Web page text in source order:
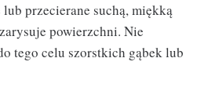
przecierane suchą, miękką
powierzchni. Nie
tego celu szorstkich gąbek lub